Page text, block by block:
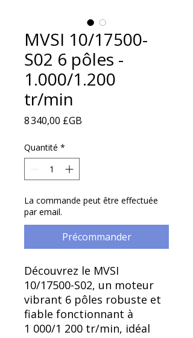
MVSI 10/17500-
S02 6 pôles -
1.000/1.200
tr/min
8 340,00 £GB
Quantité *
La commande peut être effectuée
par email.
Précommander
Découvrez le MVSI
10/17500-S02, un moteur
vibrant 6 pôles robuste et
fiable fonctionnant à
1 000/1 200 tr/min, idéal